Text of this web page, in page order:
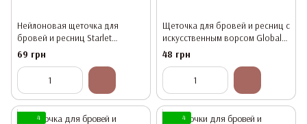
Нейлоновая щеточка для
бровей и ресниц Starlet
Professional, 50 шт/уп, Черная
69 грн
Щеточка для бровей и ресниц с
искусственным ворсом Global
Fashion, 50 шт/уп, Красная
48 грн
4
4